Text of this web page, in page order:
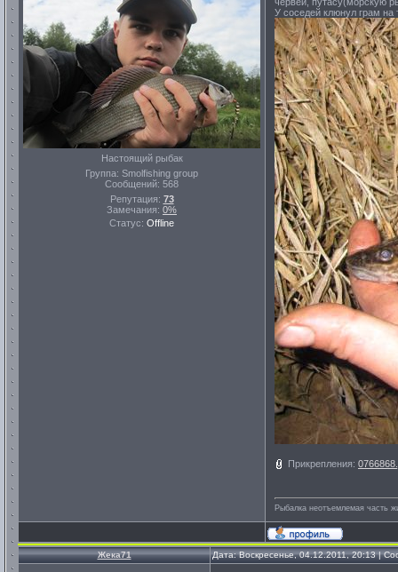
Настоящий рыбак
Группа: Smolfishing group
Сообщений: 568
Репутация: 73
Замечания: 0%
Статус: Offline
У соседей клюнул грам на
Прикрепления:
Рыбалка неотъемлемая часть
Жека71 Дата: Воскресенье, 04.12.2011, 20:13 |